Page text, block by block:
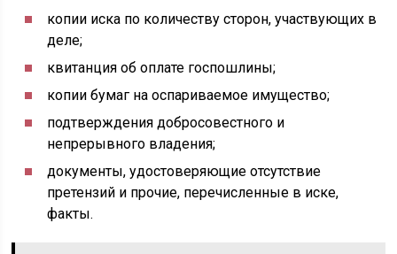
копии иска по количеству сторон, участвующих в
деле;
квитанция об оплате госпошлины;
копии бумаг на оспариваемое имущество;
подтверждения добросовестного и
непрерывного владения;
документы, удостоверяющие отсутствие
претензий и прочие, перечисленные в иске,
факты.